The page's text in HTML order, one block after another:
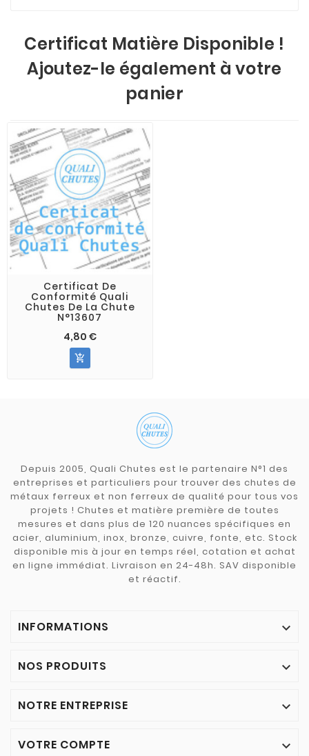
Certificat Matière Disponible !
Ajoutez-le également à votre
panier
Certificat De
Conformité Quali
Chutes De La Chute
N°13607
4,80 €

Depuis 2005, Quali Chutes est le partenaire N°1 des
entreprises et particuliers pour trouver des chutes de
métaux ferreux et non ferreux de qualité pour tous vos
projets ! Chutes et matière première de toutes
mesures et dans plus de 120 nuances spécifiques en
acier, aluminium, inox, bronze, cuivre, fonte, etc. Stock
disponible mis à jour en temps réel, cotation et achat
en ligne immédiat. Livraison en 24-48h. SAV disponible
et réactif.
INFORMATIONS 
NOS PRODUITS 
NOTRE ENTREPRISE 
VOTRE COMPTE 